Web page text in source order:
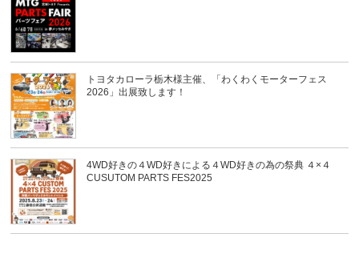
トヨタカローラ栃木様主催、「わくわくモーターフェス
2026」出展致します！
4WD好きの４WD好きによる４WD好きの為の祭典 ４×４
CUSUTOM PARTS FES2025